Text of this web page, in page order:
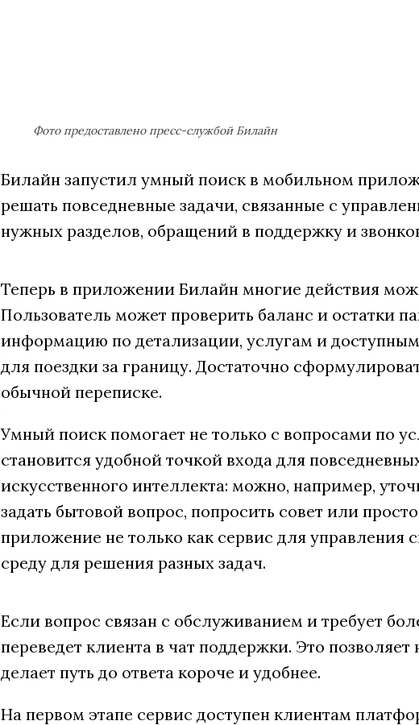
Фото предоставлено пресс-службой Билайн
Билайн запустил умный поиск в мобильном
решать повседневные задачи, связанные с
нужных разделов, обращений в поддержку и
Теперь в приложении Билайн многие действия
Пользователь может проверить баланс и остатки
информацию по детализации, услугам и
для поездки за границу. Достаточно
обычной переписке.
Умный поиск помогает не только с вопросами по
становится удобной точкой входа для
искусственного интеллекта: можно, например,
задать бытовой вопрос, попросить совет или
приложение не только как сервис для управления
среду для решения разных задач.
Если вопрос связан с обслуживанием и требует
переведет клиента в чат поддержки. Это
делает путь до ответа короче и удобнее.
На первом этапе сервис доступен клиентам